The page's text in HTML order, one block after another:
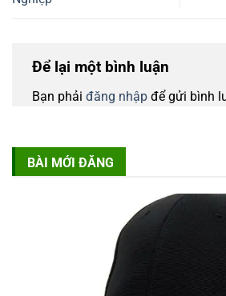
Để lại một bình luận
Bạn phải đăng nhập để gửi bình
BÀI MỚI ĐĂNG